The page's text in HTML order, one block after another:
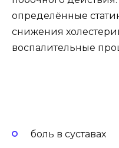
определённые
снижения
воспалительные
боль в суставах